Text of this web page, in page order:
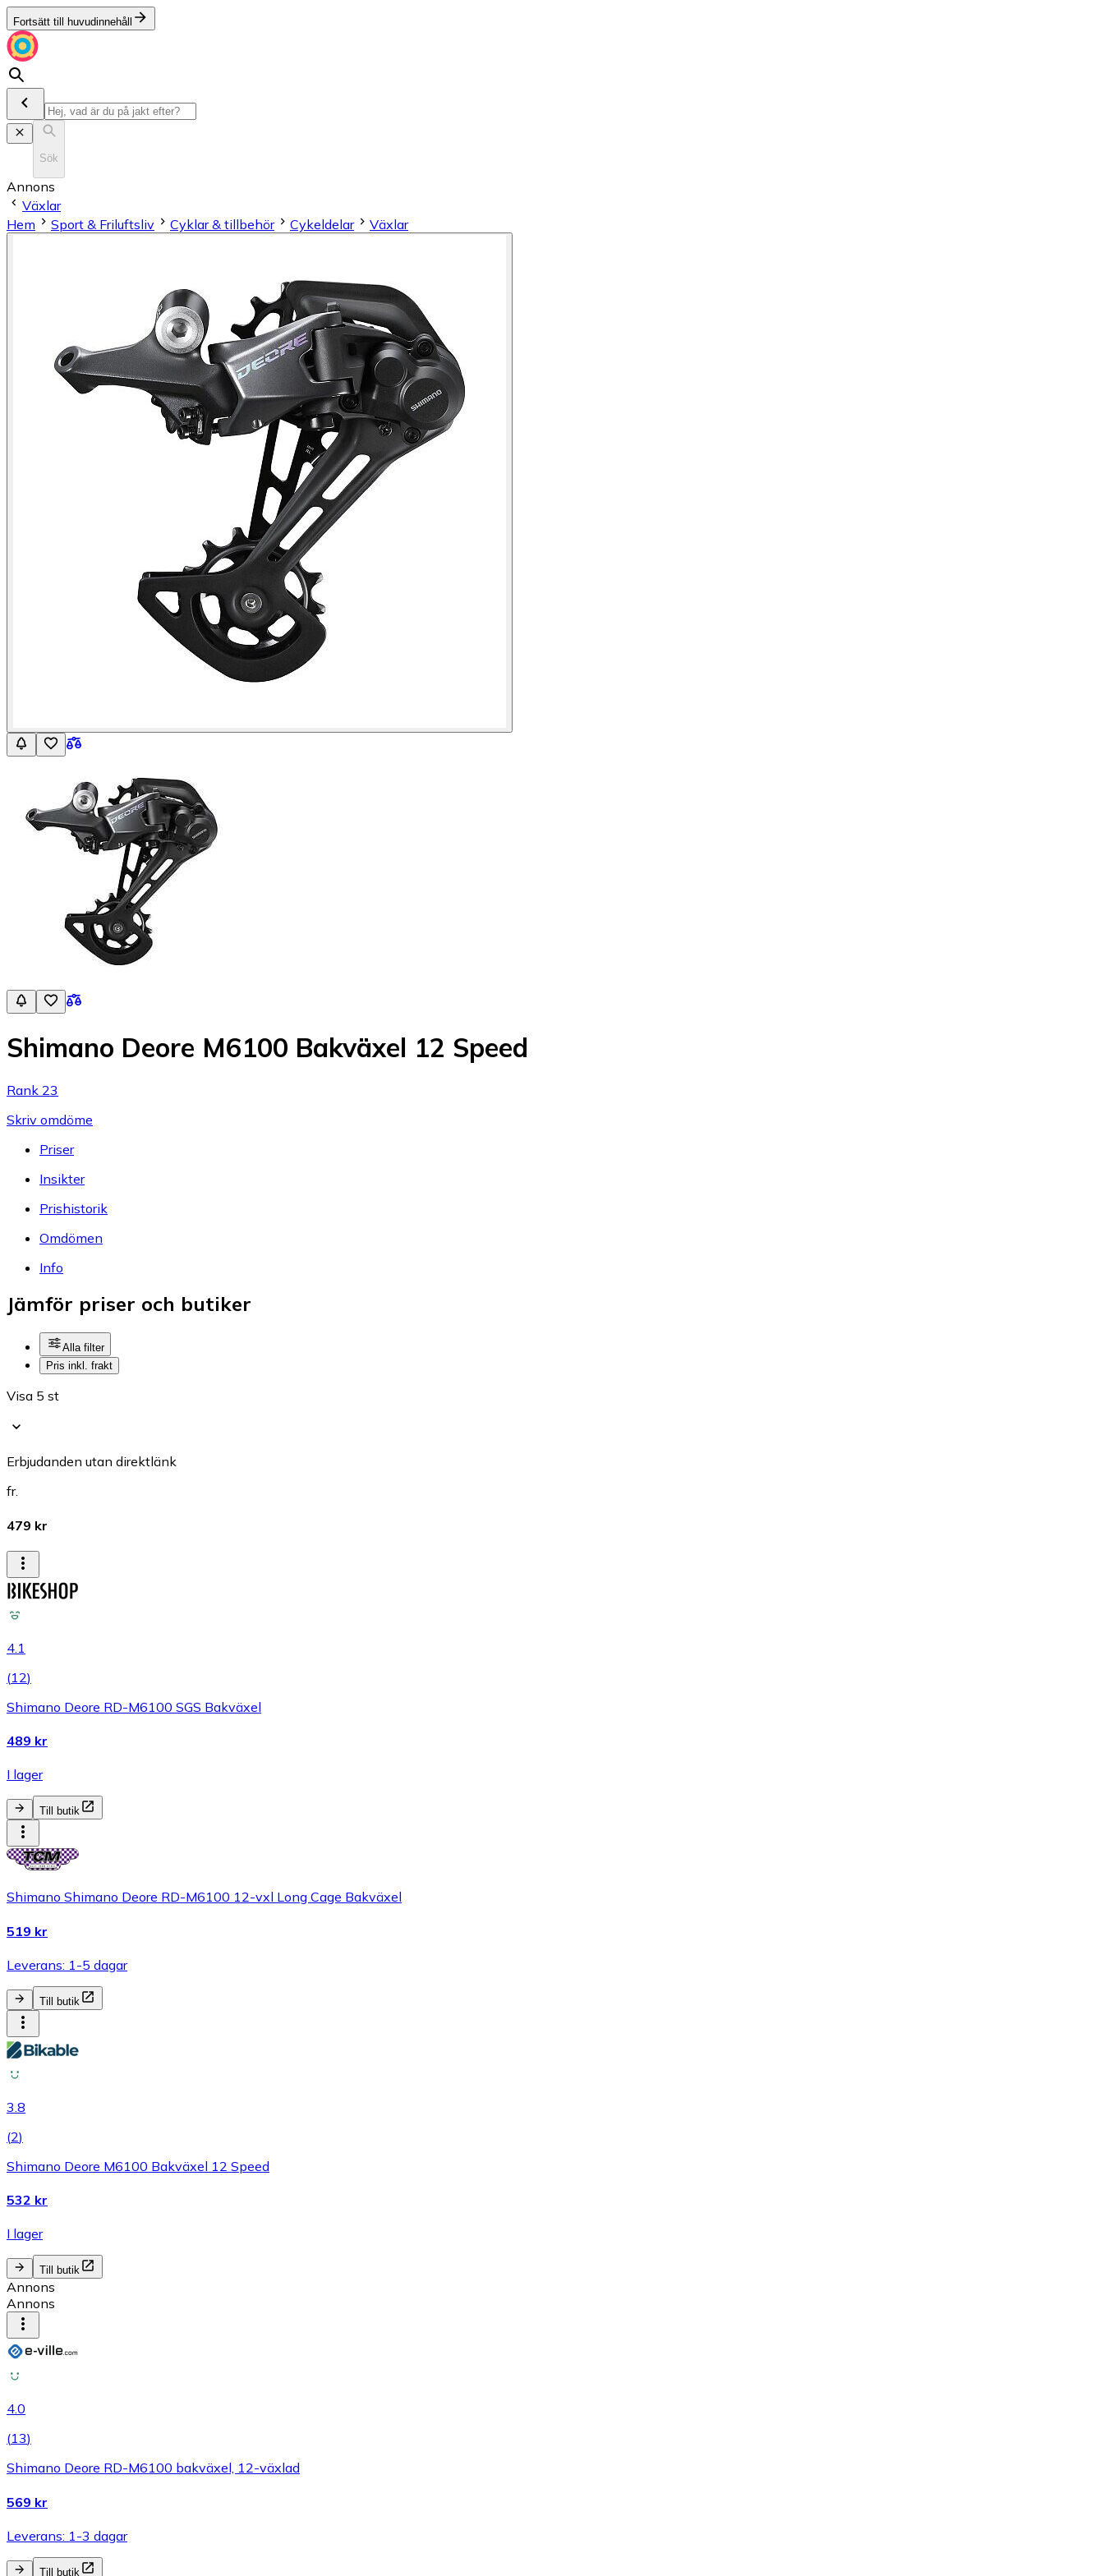
Fortsätt till huvudinnehåll
Sök
Annons
Växlar
Hem
Sport & Friluftsliv Cyklar & tillbehör Cykeldelar Växlar
Shimano Deore M6100 Bakväxel 12 Speed
Rank 23
Skriv omdöme
Priser
Insikter
Prishistorik
Omdömen
Info
Jämför priser och butiker
Alla filter
Pris inkl. frakt
Visa 5 st
Erbjudanden utan direktlänk
fr.
479 kr
4.1
(12)
Shimano Deore RD-M6100 SGS Bakväxel
489 kr
I lager
Till butik
Shimano Shimano Deore RD-M6100 12-vxl Long Cage Bakväxel
519 kr
Leverans: 1-5 dagar
Till butik
3.8
(2)
Shimano Deore M6100 Bakväxel 12 Speed
532 kr
I lager
Till butik
Annons
Annons
4.0
(13)
Shimano Deore RD-M6100 bakväxel, 12-växlad
569 kr
Leverans: 1-3 dagar
Till butik